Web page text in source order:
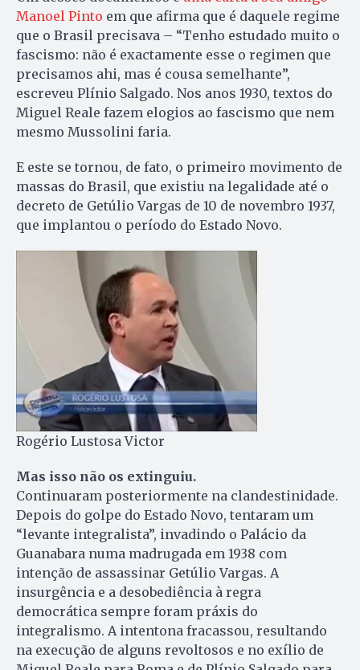
Manoel Pinto em que afirma que é daquele regime
que o Brasil precisava – “Tenho estudado muito o
fascismo: não é exactamente esse o regimen que
precisamos ahi, mas é cousa semelhante”,
escreveu Plínio Salgado. Nos anos 1930, textos do
Miguel Reale fazem elogios ao fascismo que nem
mesmo Mussolini faria.
E este se tornou, de fato, o primeiro movimento de
massas do Brasil, que existiu na legalidade até o
decreto de Getúlio Vargas de 10 de novembro 1937,
que implantou o período do Estado Novo.
Rogério Lustosa Victor
Mas isso não os extinguiu.
Continuaram posteriormente na clandestinidade.
Depois do golpe do Estado Novo, tentaram um
“levante integralista”, invadindo o Palácio da
Guanabara numa madrugada em 1938 com
intenção de assassinar Getúlio Vargas. A
insurgência e a desobediência à regra
democrática sempre foram práxis do
integralismo. A intentona fracassou, resultando
na execução de alguns revoltosos e no exílio de